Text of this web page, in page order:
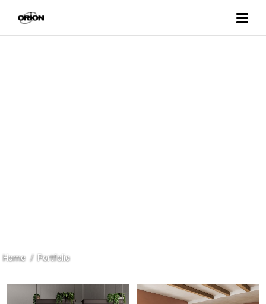
Home Portfolio